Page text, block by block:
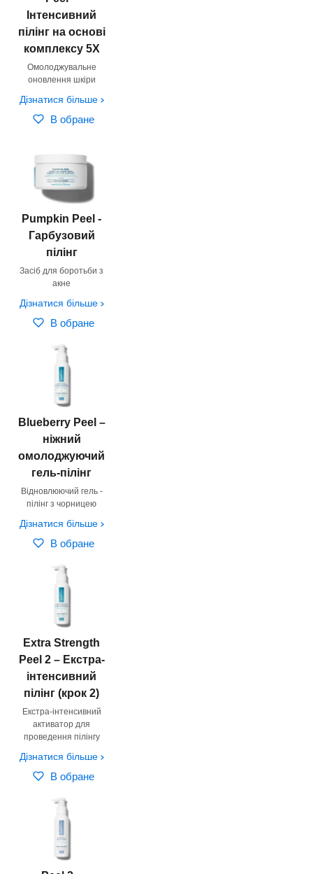
Інтенсивний
пілінг на основі
комплексу 5Х
Омолоджувальне
оновлення шкіри
Дізнатися більше
В обране
Pumpkin Peel -
Гарбузовий
пілінг
Засіб для боротьби з
акне
Дізнатися більше
В обране
Blueberry Peel –
ніжний
омолоджуючий
гель-пілінг
Відновлюючий гель -
пілінг з чорницею
Дізнатися більше
В обране
Extra Strength
Peel 2 – Екстра-
інтенсивний
пілінг (крок 2)
Екстра-інтенсивний
активатор для
проведення пілінгу
Дізнатися більше
В обране